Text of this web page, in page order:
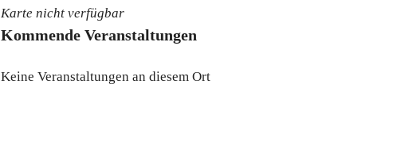
Karte nicht verfügbar
Kommende Veranstaltungen
Keine Veranstaltungen an diesem Ort